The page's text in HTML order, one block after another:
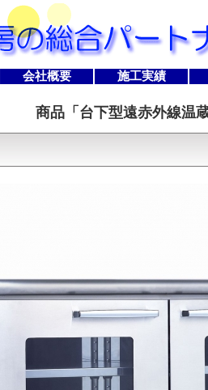
会社概要 施工実績
商品「 台下型遠赤外線温